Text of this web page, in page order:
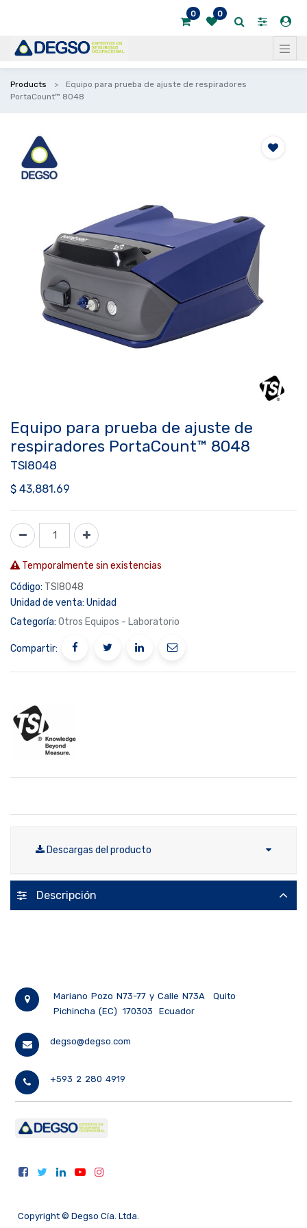
0 0
Products
Equipo para prueba de ajuste de respiradores
PortaCount™ 8048
Equipo para prueba de ajuste de
respiradores PortaCount™ 8048
TSI8048
$ 43,881.69
Temporalmente sin existencias
Código: TSI8048
Unidad de venta: Unidad
Categoría: Otros Equipos - Laboratorio
Compartir:
Descargas del producto
Descripción
Mariano Pozo N73-77 y Calle N73A
Quito
Pichincha (EC)
170303 Ecuador
degso@degso.com
+593 2 280 4919
Copyright © Degso Cía. Ltda.